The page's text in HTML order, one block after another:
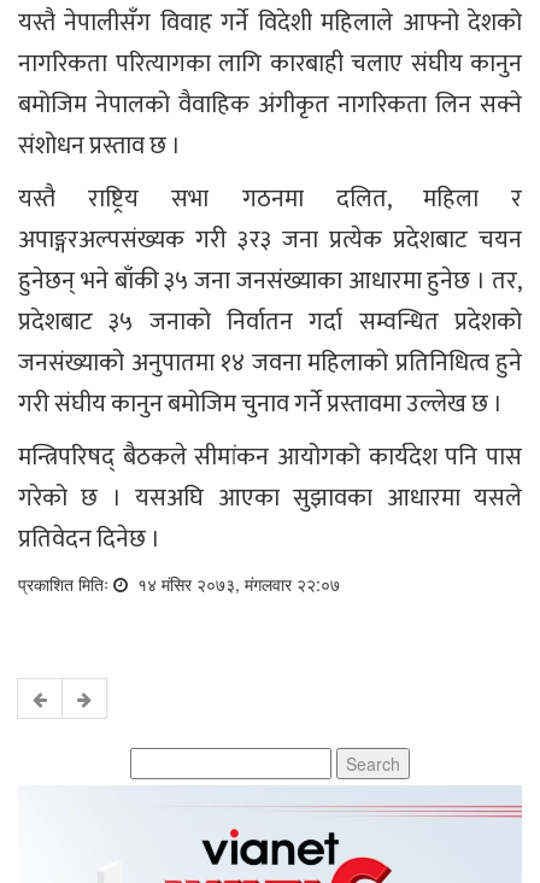
यस्तै नेपालीसँग विवाह गर्ने विदेशी महिलाले आफ्नो देशको
नागरिकता परित्यागका लागि कारबाही चलाए संघीय कानुन
बमोजिम नेपालको वैवाहिक अंगीकृत नागरिकता लिन सक्ने
संशोधन प्रस्ताव छ ।
यस्तै राष्ट्रिय सभा गठनमा दलित, महिला र
अपाङ्गरअल्पसंख्यक गरी ३र३ जना प्रत्येक प्रदेशबाट चयन
हुनेछन् भने बाँकी ३५ जना जनसंख्याका आधारमा हुनेछ । तर,
प्रदेशबाट ३५ जनाको निर्वातन गर्दा सम्वन्धित प्रदेशको
जनसंख्याको अनुपातमा १४ जवना महिलाको प्रतिनिधित्व हुने
गरी संघीय कानुन बमोजिम चुनाव गर्ने प्रस्तावमा उल्लेख छ ।
मन्त्रिपरिषद् बैठकले सीमांकन आयोगको कार्यदेश पनि पास
गरेको छ । यसअघि आएका सुझावका आधारमा यसले
प्रतिवेदन दिनेछ ।
प्रकाशित मितिः १४ मंसिर २०७३, मंगलवार २२:०७
for: